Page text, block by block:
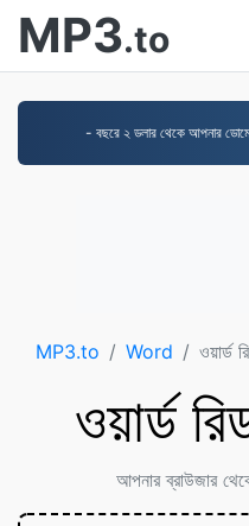
MP3.to
- বছরে ২ ডলার থেকে আপনার
MP3.to Word ওয়ার্ড
ওয়ার্ড
আপনার ব্রাউজার